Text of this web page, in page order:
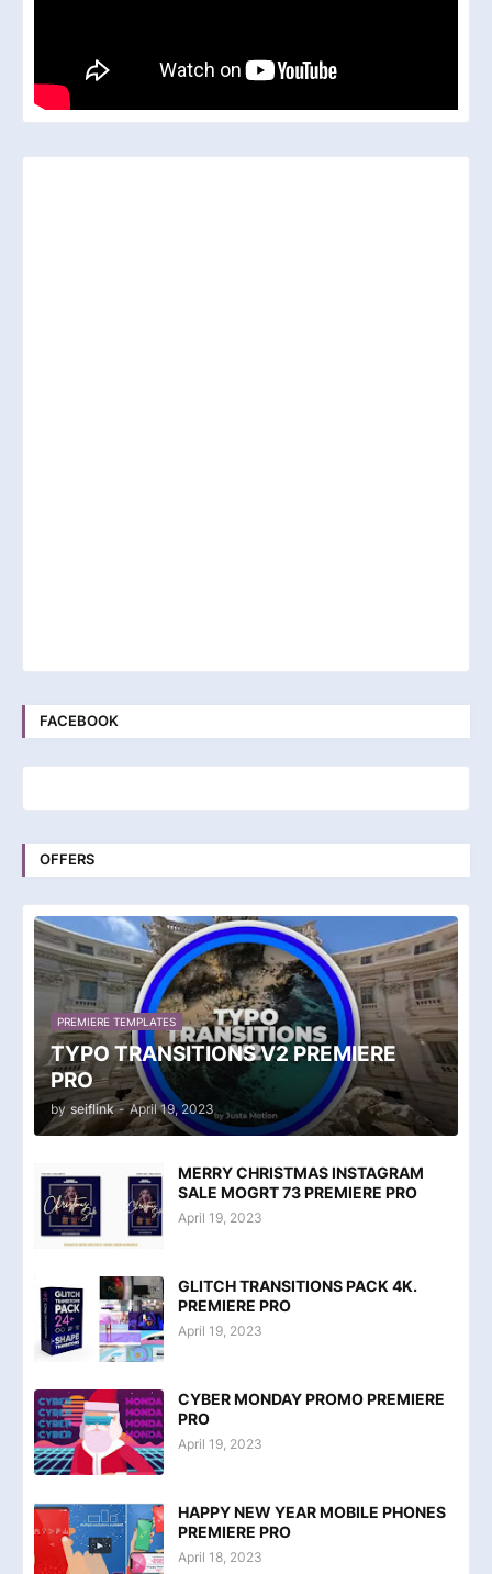
FACEBOOK
OFFERS
PREMIERE TEMPLATES
TYPO TRANSITIONS V2 PREMIERE
PRO
by seiflink - April 19, 2023
MERRY CHRISTMAS INSTAGRAM
SALE MOGRT 73 PREMIERE PRO
April 19, 2023
GLITCH TRANSITIONS PACK 4K.
PREMIERE PRO
April 19, 2023
CYBER MONDAY PROMO PREMIERE
PRO
April 19, 2023
HAPPY NEW YEAR MOBILE PHONES
PREMIERE PRO
April 18, 2023